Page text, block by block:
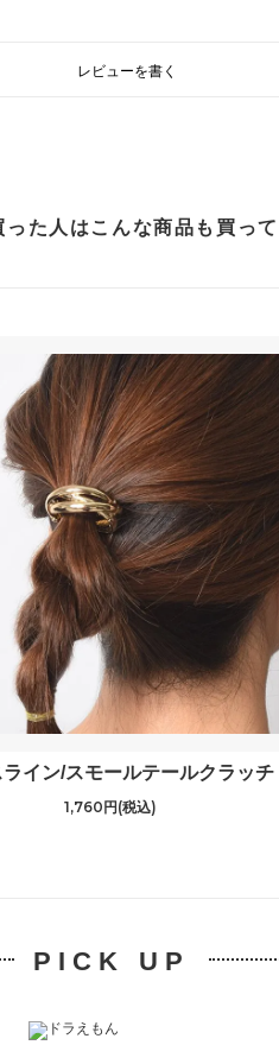
レビューを書く
った人は こんな商品も買っ
ライン/スモールテールクラッチ
1,760円(税込)
PICK UP